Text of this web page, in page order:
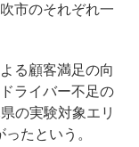
市のそれぞれ一
る顧客満足の向
ライバー不足の
の実験対象エリ
たという。